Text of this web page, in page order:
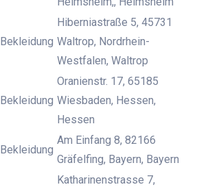
Bekleidung
Hiberniastraße 5, 45731
Waltrop, Nordrhein-
Westfalen, Waltrop
Bekleidung
Oranienstr. 17, 65185
Wiesbaden, Hessen,
Hessen
Bekleidung
Am Einfang 8, 82166
Gräfelfing, Bayern, Bayern
Katharinenstrasse 7,